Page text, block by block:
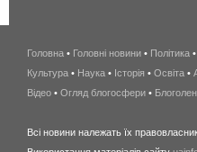
Головна • Головні новини • Політика •
Культура • Наука • Історія • Освіта •
Відео • Огляд блогосфери •
Всі новини належать їх